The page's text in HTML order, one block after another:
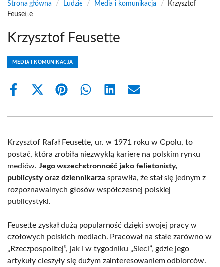
Strona główna / Ludzie / Media i komunikacja /
Krzysztof
Feusette
Krzysztof Feusette
MEDIA I KOMUNIKACJA
Share
Share
(Twitter)
Share Share Share Share
Krzysztof Rafał Feusette, ur. w 1971 roku w Opolu, to
postać, która zrobiła niezwykłą karierę na polskim rynku
mediów. Jego wszechstronność jako felietonisty,
publicysty oraz dziennikarza sprawiła, że stał się jednym z
rozpoznawalnych głosów współczesnej polskiej
publicystyki.
Feusette zyskał dużą popularność dzięki swojej pracy w
czołowych polskich mediach. Pracował na stałe zarówno w
„Rzeczpospolitej”, jak i w tygodniku „Sieci”, gdzie jego
artykuły cieszyły się dużym zainteresowaniem odbiorców.